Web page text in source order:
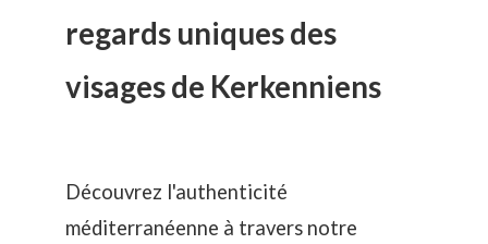
regards uniques des
visages de Kerkenniens
Découvrez l'authenticité
méditerranéenne à travers notre